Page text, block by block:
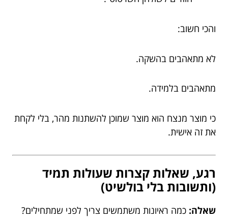
והכי חשוב:
לא מתאהבים בהשקה.
מתאהבים בלמידה.
כי מוצר מנצח הוא מוצר שמוכן להשתנות מהר, בלי לקחת
את זה אישית.
רגע, שאלות קצרות שעולות תמיד
(ותשובות בלי בולשיט)
שאלה: כמה ראיונות משתמשים צריך לפני שמתחילים?